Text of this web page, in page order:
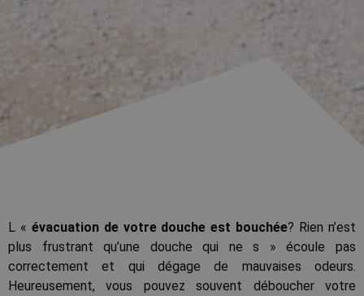
L « évacuation de votre douche est bouchée? Rien n’est
plus frustrant qu’une douche qui ne s » écoule pas
correctement et qui dégage de mauvaises odeurs.
Heureusement, vous pouvez souvent déboucher votre